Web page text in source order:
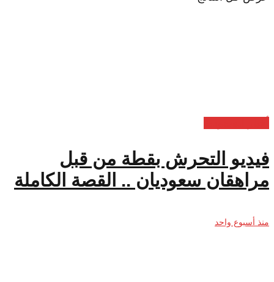
فيديو التحرش بقطة من قبل
مراهقان سعوديان .. القصة الكاملة
منذ أسبوع واحد